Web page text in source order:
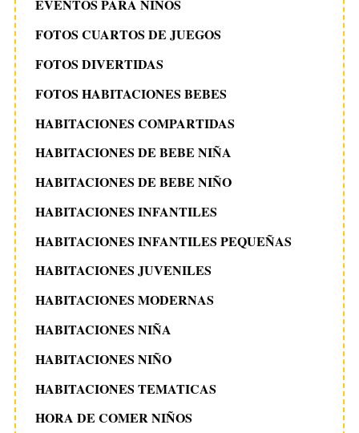
EVENTOS PARA NIÑOS
FOTOS CUARTOS DE JUEGOS
FOTOS DIVERTIDAS
FOTOS HABITACIONES BEBES
HABITACIONES COMPARTIDAS
HABITACIONES DE BEBE NIÑA
HABITACIONES DE BEBE NIÑO
HABITACIONES INFANTILES
HABITACIONES INFANTILES PEQUEÑAS
HABITACIONES JUVENILES
HABITACIONES MODERNAS
HABITACIONES NIÑA
HABITACIONES NIÑO
HABITACIONES TEMATICAS
HORA DE COMER NIÑOS